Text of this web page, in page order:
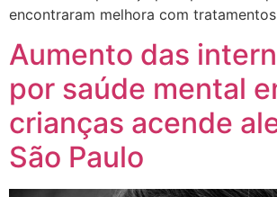
encontraram melhora com
Aumento das
por saúde mental
crianças acende
São Paulo